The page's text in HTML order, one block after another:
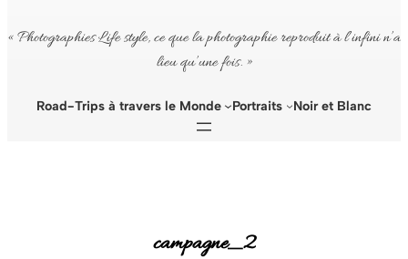
« Photographies Life style, ce que la photographie reproduit à l’infini n’a
lieu qu’une fois. »
Road-Trips à travers le Monde Portraits Noir et Blanc
campagne_2